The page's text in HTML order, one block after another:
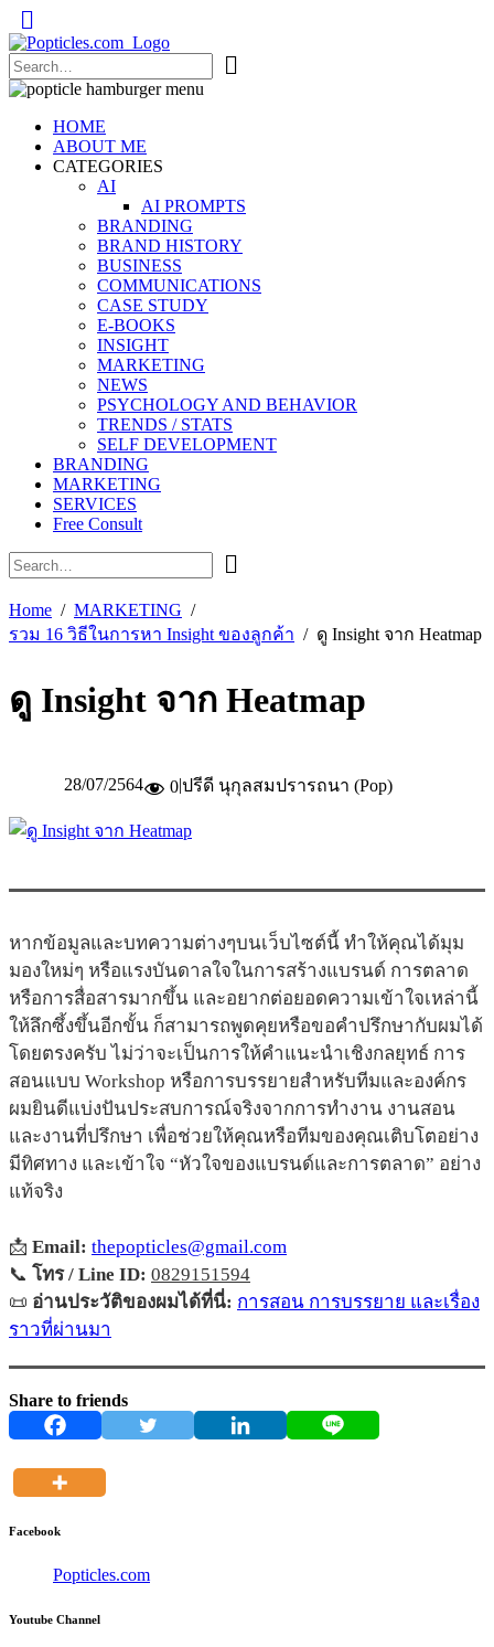
Popticles.com
HOME
ABOUT ME
CATEGORIES
AI
AI PROMPTS
BRANDING
BRAND HISTORY
BUSINESS
COMMUNICATIONS
CASE STUDY
E-BOOKS
INSIGHT
MARKETING
NEWS
PSYCHOLOGY AND BEHAVIOR
TRENDS / STATS
SELF DEVELOPMENT
BRANDING
MARKETING
SERVICES
Free Consult
Home
MARKETING
รวม 16 วิธีในการหา Insight ของลูกค้า
ดู Insight จาก Heatmap
ดู Insight จาก Heatmap
28/07/2564 0|ปรีดี นุกุลสมปรารถนา (Pop)
หากข้อมูลและบทความต่างๆบนเว็บไซต์นี้ ทำให้คุณได้มุม
มองใหม่ๆ หรือแรงบันดาลใจในการสร้างแบรนด์ การตลาด
หรือการสื่อสารมากขึ้น และอยากต่อยอดความเข้าใจเหล่านี้
ให้ลึกซึ้งขึ้นอีกขั้น ก็สามารถพูดคุยหรือขอคำปรึกษากับผมได้
โดยตรงครับ ไม่ว่าจะเป็นการให้คำแนะนำเชิงกลยุทธ์ การ
สอนแบบ Workshop หรือการบรรยายสำหรับทีมและองค์กร
ผมยินดีแบ่งปันประสบการณ์จริงจากการทำงาน งานสอน
และงานที่ปรึกษา เพื่อช่วยให้คุณหรือทีมของคุณเติบโตอย่าง
มีทิศทาง และเข้าใจ “หัวใจของแบรนด์และการตลาด” อย่าง
แท้จริง
📩 Email: thepopticles@gmail.com
📞 โทร / Line ID: 0829151594
📜 อ่านประวัติของผมได้ที่นี่: การสอน การบรรยาย และเรื่อง
ราวที่ผ่านมา
Share to friends
Facebook
Popticles.com
Youtube Channel